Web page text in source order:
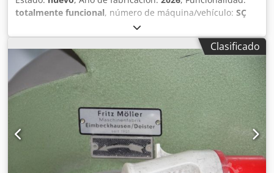
totalmente funcional, número de máquina/vehículo: SÇ
201 S PVC ORTA KAYIT ALIŞTIRMA ( SERİ BIÇAK
DEĞİŞTİRMELİ), • Estructura mecánica robusta que
permite trabajar perfiles de PVC de alta calidad. • Ajuste
central de los perfiles de PVC en un rango de ángulos de
-45 / +45 grados. • Sistema de fácil sustitución del grupo
de cuchillas. • Fácil ajuste de ángulo mediante topes
mecánicos. • Sistema de topes ajustable para todo tipo y
marca de perfiles. • Ajuste de la velocidad de corte
mediante sistema hidroneumático. • Estante para guardar
las cuchillas (para 3 unidades). • Diámetro máximo de
procesamiento: 160 mm. • Cuchilla máxima: 200 mm. •
Mínimo: 90 mm. Dcjdpfx Adszd Nyfj Njk
Clasificado